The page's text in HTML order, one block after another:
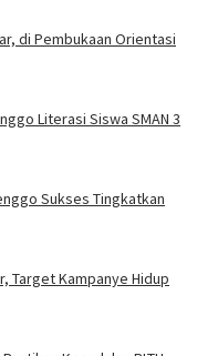
di Pembukaan Orientasi
Literasi Siswa SMAN 3
Sukses Tingkatkan
Target Kampanye Hidup